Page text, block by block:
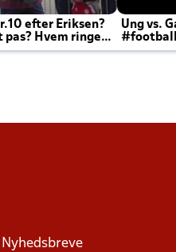
efter Eriksen?
pas? Hvem ringer
kampe?
Ung vs.
#football
Nyhedsbreve